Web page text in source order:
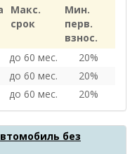
Макс.
срок
Мин.
перв.
взнос.
до 60 мес.
20%
до 60 мес.
20%
до 60 мес. 20%
без